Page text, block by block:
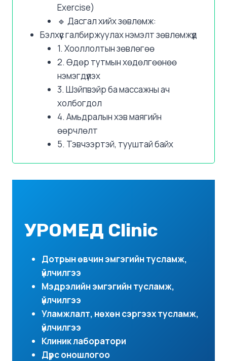
Exercise)
🔹 Дасгал хийх зөвлөмж:
Бэлхүүс галбиржуулах нэмэлт зөвлөмжүүд
1. Хооллолтын зөвлөгөө
2. Өдөр тутмын хөдөлгөөнөө
нэмэгдүүлэх
3. Шэйпвэйр ба массажны ач
холбогдол
4. Амьдралын хэв маягийн
өөрчлөлт
5. Тэвчээртэй, тууштай байх
УРОМЕД Clinic
Дотрын өвчин эмгэгийн тусламж,
үйлчилгээ
Мэдрэлийн эмгэгийн тусламж,
үйлчилгээ
Уламжлалт, нөхөн сэргээх тусламж,
үйлчилгээ
Клиник лаборатори
Дүрс оношлогоо